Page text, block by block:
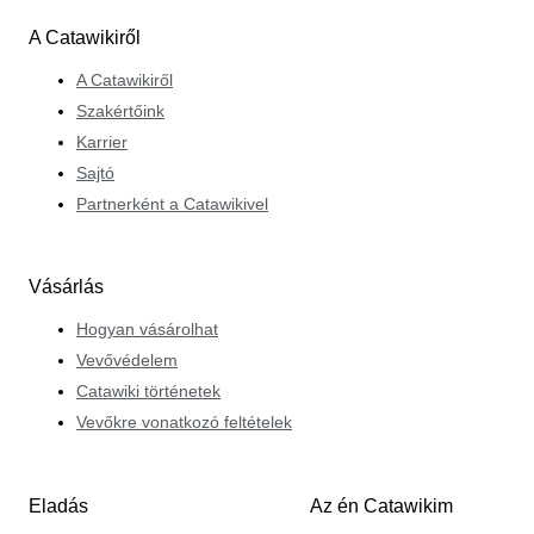
gondolkodású specialistákkal találkozni a világ minden
tájáról, és szereti tanulmányozni az általuk hozott új
műalkotásokat. Milliónyi különböző történet, helyszín és
A Catawikiről
A Catawikiről
Szakértőink
Karrier
Sajtó
Partnerként a Catawikivel
Vásárlás
Hogyan vásárolhat
Vevővédelem
Catawiki történetek
Vevőkre vonatkozó feltételek
Eladás Az én Catawikim